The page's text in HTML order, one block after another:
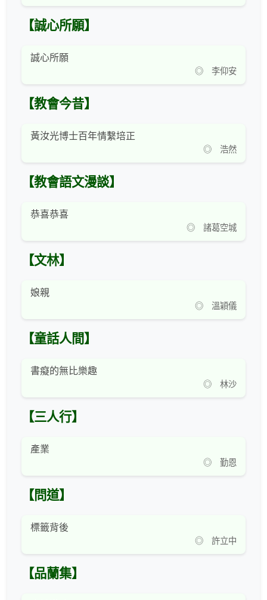
【誠心所願】
誠心所願
◎ 李仰安
【教會今昔】
黃汝光博士百年情繫培正
◎ 浩然
【教會語文漫談】
恭喜恭喜
◎ 諸葛空城
【文林】
娘親
◎ 溫穎儀
【童話人間】
書癡的無比樂趣
◎ 林沙
【三人行】
產業
◎ 勤恩
【問道】
標籤背後
◎ 許立中
【品蘭集】